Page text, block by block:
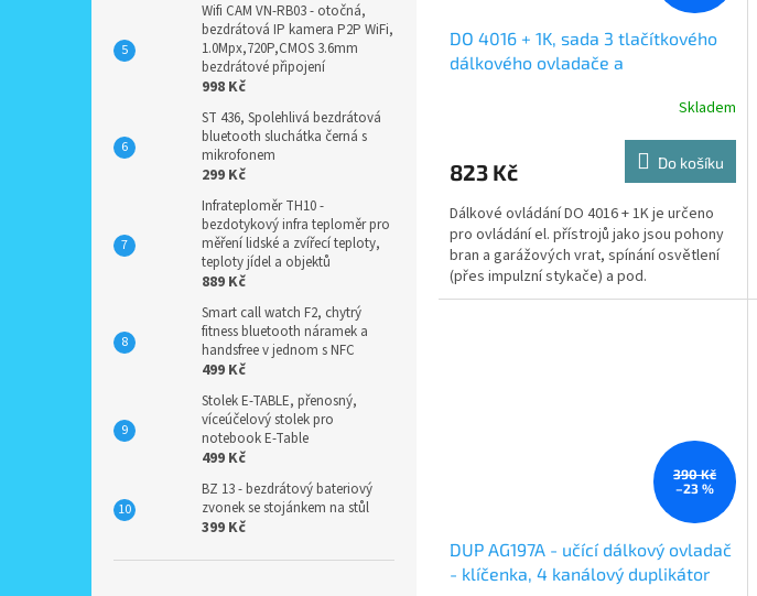
Wifi CAM VN-RB03 - otočná,
bezdrátová IP kamera P2P WiFi,
1.0Mpx,720P,CMOS 3.6mm
bezdrátové připojení
998 Kč
ST 436, Spolehlivá bezdrátová
bluetooth sluchátka černá s
mikrofonem
299 Kč
Infrateploměr TH10 -
bezdotykový infra teploměr pro
měření lidské a zvířecí teploty,
teploty jídel a objektů
889 Kč
Smart call watch F2, chytrý
fitness bluetooth náramek a
handsfree v jednom s NFC
499 Kč
Stolek E-TABLE, přenosný,
víceúčelový stolek pro
notebook E-Table
499 Kč
BZ 13 - bezdrátový bateriový
zvonek se stojánkem na stůl
399 Kč
DO 4016 + 1K, sada 3 tlačítkového
dálkového ovladače a
Skladem
823 Kč Do košíku
Dálkové ovládání DO 4016 + 1K je určeno
pro ovládání el. přístrojů jako jsou pohony
bran a garážových vrat, spínání osvětlení
(přes impulzní stykače) a pod.
390 Kč
–23 %
DUP AG197A - učící dálkový ovladač
- klíčenka, 4 kanálový duplikátor